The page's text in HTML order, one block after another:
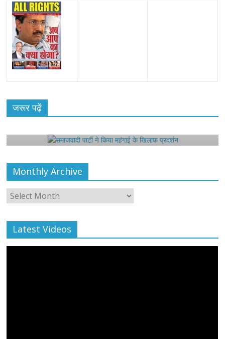
जरूर पढ़ें
राजनीतिक
समाजवादी पार्टी ने किया महंगाई के खिलाफ प्रदर्शन
Monthly Archive
Monthly
Archive
Latest Videos